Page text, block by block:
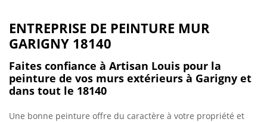
ENTREPRISE DE PEINTURE MUR
GARIGNY 18140
Faites confiance à Artisan Louis pour la
peinture de vos murs extérieurs à Garigny et
dans tout le 18140
Une bonne peinture offre du caractère à votre propriété et